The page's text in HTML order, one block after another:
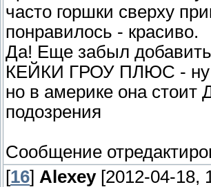
часто горшки сверху
понравилось - красиво.
Да! Еще забыл
КЕЙКИ ГРОУ ПЛЮС - ну у
но в америке она
подозрения
Сообщение
[16] Alexey[2012-04-18,